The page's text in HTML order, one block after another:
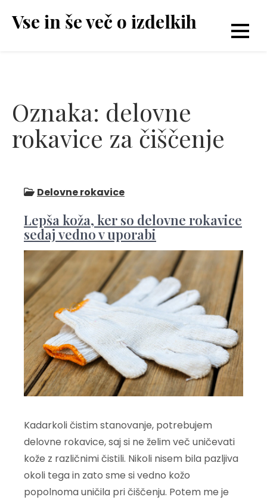
Vse in še več o izdelkih
Oznaka: delovne
rokavice za čiščenje
Delovne rokavice
Lepša koža, ker so delovne rokavice
sedaj vedno v uporabi
Kadarkoli čistim stanovanje, potrebujem
delovne rokavice, saj si ne želim več uničevati
kože z različnimi čistili. Nikoli nisem bila pazljiva
okoli tega in zato sme si vedno kožo
popolnoma uničila pri čiščenju. Potem me je